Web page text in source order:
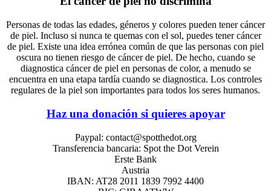
Personas de todas las edades, géneros y colores pueden tener cáncer
de piel. Incluso si nunca te quemas con el sol, puedes tener cáncer
de piel. Existe una idea errónea común de que las personas con piel
oscura no tienen riesgo de cáncer de piel. De hecho, cuando se
diagnostica cáncer de piel en personas de color, a menudo se
encuentra en una etapa tardía cuando se diagnostica. Los controles
regulares de la piel son importantes para todos los seres humanos.
Haz una donación si quieres apoyar
Paypal: contact@spotthedot.org
Transferencia bancaria: Spot the Dot Verein
Erste Bank
Austria
IBAN: AT28 2011 1839 7992 4400